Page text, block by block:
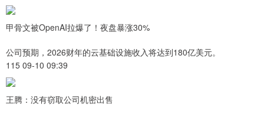
甲骨文被OpenAI拉爆了！夜盘暴涨30%
公司预期，2026财年的云基础设施收入将达到180亿美元。
115 09-10 09:39
王腾：没有窃取公司机密出售